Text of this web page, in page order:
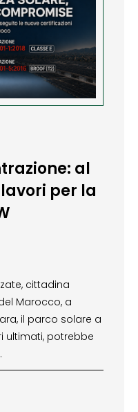
al
per la
cittadina
Marocco, a
il parco solare a
ultimati, potrebbe